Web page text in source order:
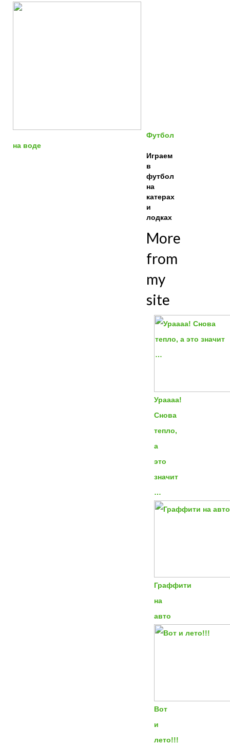
Футбол
на воде
Играем
в
футбол
на
катерах
и
лодках
More
from
my
site
Ураааа!
Снова
тепло,
а
это
значит
…
Граффити
на
авто
Вот
и
лето!!!